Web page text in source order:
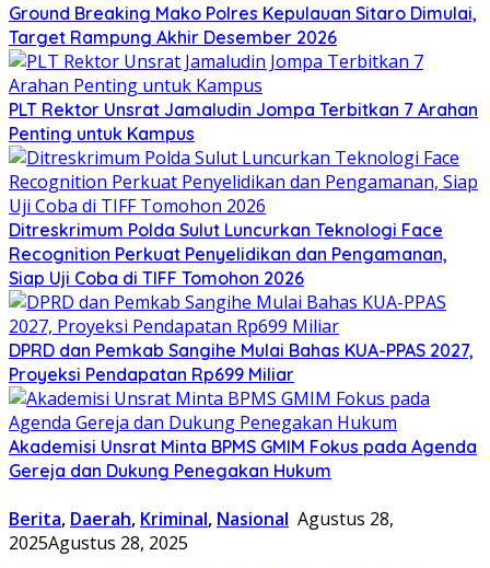
Ground Breaking Mako Polres Kepulauan Sitaro Dimulai,
Target Rampung Akhir Desember 2026
​PLT Rektor Unsrat Jamaludin Jompa Terbitkan 7 Arahan
Penting untuk Kampus
Ditreskrimum Polda Sulut Luncurkan Teknologi Face
Recognition Perkuat Penyelidikan dan Pengamanan,
Siap Uji Coba di TIFF Tomohon 2026
DPRD dan Pemkab Sangihe Mulai Bahas KUA-PPAS 2027,
Proyeksi Pendapatan Rp699 Miliar
Akademisi Unsrat Minta BPMS GMIM Fokus pada Agenda
Gereja dan Dukung Penegakan Hukum
Berita, Daerah, Kriminal, Nasional Agustus 28,
2025Agustus 28, 2025